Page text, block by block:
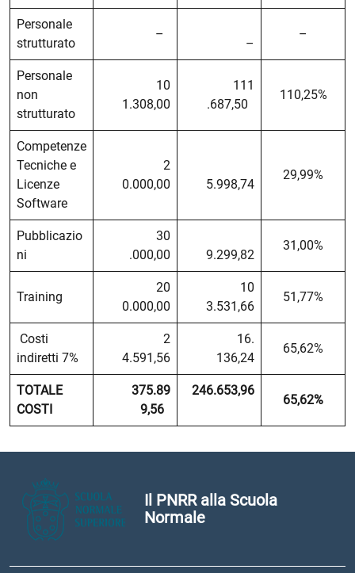
Personale
strutturato
–
–
–
Personale
non
strutturato
10
1.308,00
111
.687,50
110,25%
Competenze
Tecniche e
Licenze
Software
2
0.000,00
5.998,74
29,99%
Pubblicazio
ni
30
.000,00
9.299,82
31,00%
Training
20
0.000,00
10
3.531,66
51,77%
Costi
indiretti 7%
2
4.591,56
16.
136,24
65,62%
TOTALE
COSTI
375.89
9,56
246.653,96
65,62%
Il PNRR alla Scuola
Normale